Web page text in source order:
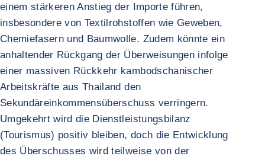
einem stärkeren Anstieg der Importe führen,
insbesondere von Textilrohstoffen wie Geweben,
Chemiefasern und Baumwolle. Zudem könnte ein
anhaltender Rückgang der Überweisungen infolge
einer massiven Rückkehr kambodschanischer
Arbeitskräfte aus Thailand den
Sekundäreinkommensüberschuss verringern.
Umgekehrt wird die Dienstleistungsbilanz
(Tourismus) positiv bleiben, doch die Entwicklung
des Überschusses wird teilweise von der